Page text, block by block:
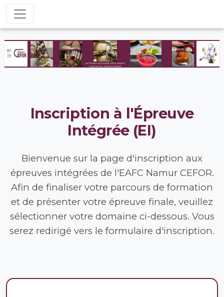
Inscription à l'Épreuve
Intégrée (EI)
Bienvenue sur la page d'inscription aux
épreuves intégrées de l'EAFC Namur CEFOR.
Afin de finaliser votre parcours de formation
et de présenter votre épreuve finale, veuillez
sélectionner votre domaine ci-dessous. Vous
serez redirigé vers le formulaire d'inscription.